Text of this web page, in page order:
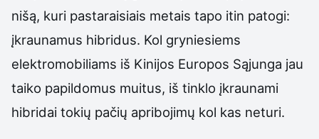
nišą, kuri pastaraisiais metais tapo itin patogi:
įkraunamus hibridus. Kol gryniesiems
elektromobiliams iš Kinijos Europos Sąjunga jau
taiko papildomus muitus, iš tinklo įkraunami
hibridai tokių pačių apribojimų kol kas neturi.